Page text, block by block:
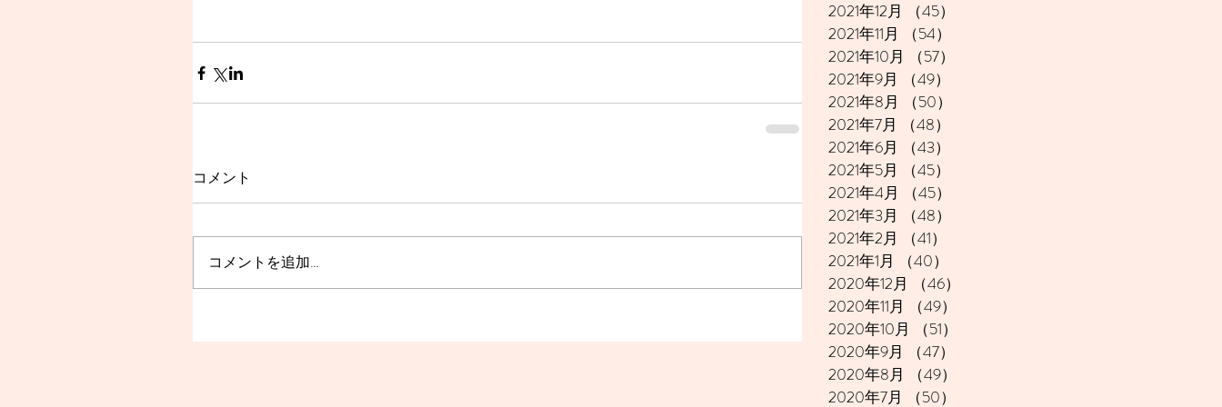
コメント
コメントを追加…
2021年12月 （45）
2021年11月
（54）
2021年10月
（57）
2021年9月
（49）
2021年8月
（50）
2021年7月
（48）
2021年6月
（43）
2021年5月
（45）
2021年4月
（45）
2021年3月
（48）
2021年2月
（41）
2021年1月
（40）
2020年12月
（46）
2020年11月
（49）
2020年10月
（51）
2020年9月
（47）
2020年8月
（49）
2020年7月
（50）